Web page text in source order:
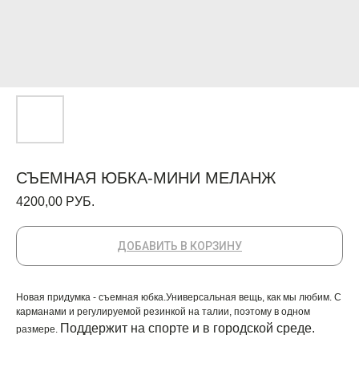
СЪЕМНАЯ ЮБКА-МИНИ МЕЛАНЖ
4200,00 РУБ.
ДОБАВИТЬ В КОРЗИНУ
Новая придумка - съемная юбка.Универсальная вещь, как мы любим. С
карманами и регулируемой резинкой на талии, поэтому в одном
размере. Поддержит на спорте и в городской среде.